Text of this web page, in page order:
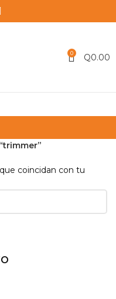
0 Q0.00
coincidan con tu